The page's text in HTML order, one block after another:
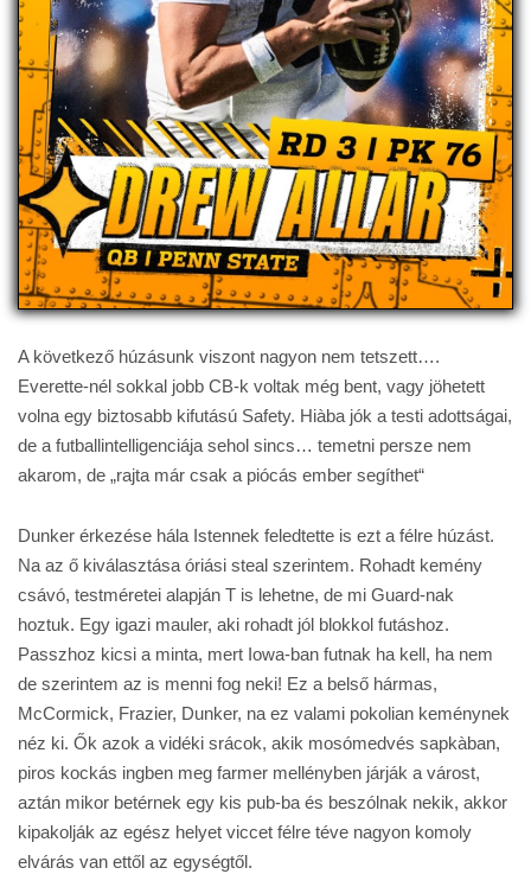
A következő húzásunk viszont nagyon nem tetszett….
Everette-nél sokkal jobb CB-k voltak még bent, vagy jöhetett
volna egy biztosabb kifutású Safety. Hiàba jók a testi adottságai,
de a futballintelligenciája sehol sincs… temetni persze nem
akarom, de „rajta már csak a piócás ember segíthet“
Dunker érkezése hála Istennek feledtette is ezt a félre húzást.
Na az ő kiválasztása óriási steal szerintem. Rohadt kemény
csávó, testméretei alapján T is lehetne, de mi Guard-nak
hoztuk. Egy igazi mauler, aki rohadt jól blokkol futáshoz.
Passzhoz kicsi a minta, mert Iowa-ban futnak ha kell, ha nem
de szerintem az is menni fog neki! Ez a belső hármas,
McCormick, Frazier, Dunker, na ez valami pokolian keménynek
néz ki. Ők azok a vidéki srácok, akik mosómedvés sapkàban,
piros kockás ingben meg farmer mellényben járják a várost,
aztán mikor betérnek egy kis pub-ba és beszólnak nekik, akkor
kipakolják az egész helyet viccet félre téve nagyon komoly
elvárás van ettől az egységtől.